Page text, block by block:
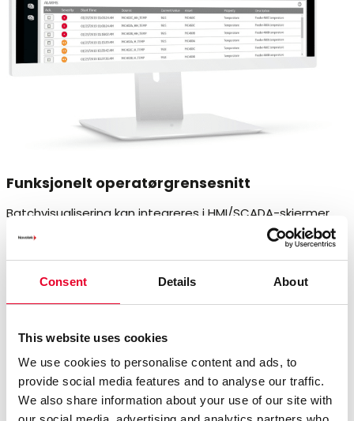
Consent Details About
This website uses cookies
We use cookies to personalise content and ads, to
provide social media features and to analyse our traffic.
We also share information about your use of our site with
Funksjonelt operatørgrensesnitt
Batchvisualisering kan integreres i HMI/SCADA-skjermer.
Dette gir et operatørgrensesnitt hvor du kan se
prosedyrer i et sekvensielt funksjonsdiagram (SFC), tabell
trinnvis batchutførelse. I tillegg tillater Campaign
Manager automatisk planlegging av batcher.